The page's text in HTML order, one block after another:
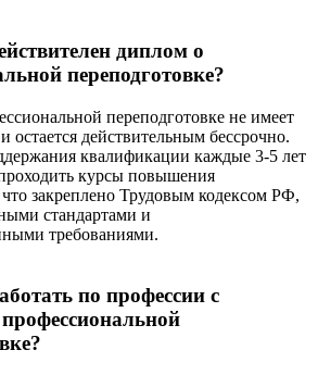
диплом о
переподготовке?
переподготовке не имеет
остается действительным бессрочно.
квалификации каждые 3-5 лет
курсы повышения
закреплено Трудовым кодексом РФ,
стандартами и
требованиями.
по профессии с